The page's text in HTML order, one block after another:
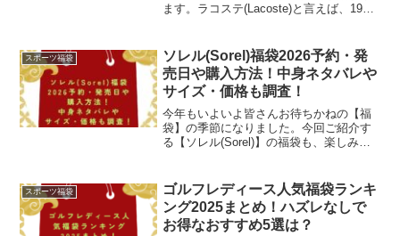
ます。ラコステ(Lacoste)と言えば、1933
アパレルブランドで、以前はテニスラケ
ットも生産...
スポーツ福袋
ソレル(Sorel)福袋2026予約・発
売日や購入方法！中身ネタバレや
サイズ・価格も調査！
今年もいよいよ皆さんお待ちかねの【福
袋】の季節になりました。今回ご紹介す
る【ソレル(Sorel)】の福袋も、楽しみで
すが、現在は「コロンビア・スポーツウ
ェア」の傘下...
スポーツ福袋
ゴルフレディース人気福袋ランキ
ング2025まとめ！ハズレなしで
お得なおすすめ5選は？